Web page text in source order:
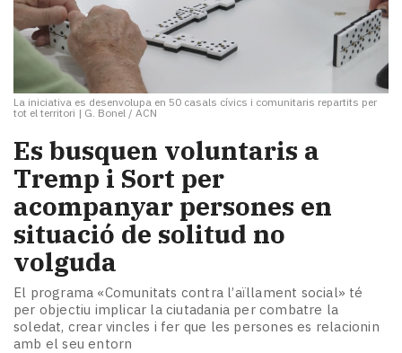
La iniciativa es desenvolupa en 50 casals cívics i comunitaris repartits per
tot el territori | G. Bonel / ACN
Es busquen voluntaris a
Tremp i Sort per
acompanyar persones en
situació de solitud no
volguda
El programa «Comunitats contra l’aïllament social» té
per objectiu implicar la ciutadania per combatre la
soledat, crear vincles i fer que les persones es relacionin
amb el seu entorn